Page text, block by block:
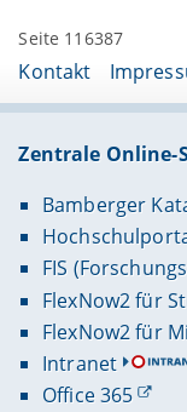
Seite 116387
Kontakt
Zentrale Online-
Bamberger
FIS
FlexNow2 für
FlexNow2 für
Intranet
Office 365